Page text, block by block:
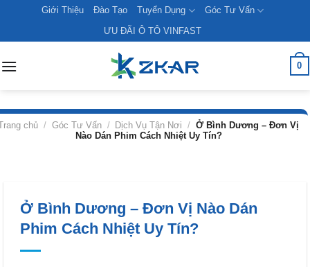
content
Giới Thiệu Đào Tạo Tuyển Dụng
Góc Tư Vấn
ƯU ĐÃI Ô TÔ VINFAST
0
chủ / Góc Tư Vấn / Dịch Vụ Tận Nơi / Ở Bình Dương – Đơn Vị
Nào Dán Phim Cách Nhiệt Uy Tín?
Ở Bình Dương – Đơn Vị Nào Dán
Phim Cách Nhiệt Uy Tín?